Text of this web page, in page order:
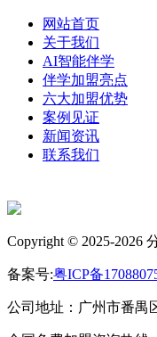
网站首页
关于我们
AI智能伴学
伴学加盟亮点
六大加盟优势
案例见证
新闻资讯
联系我们
Copyright © 2025-2026
备案号:粤ICP备
公司地址：广州市番禺